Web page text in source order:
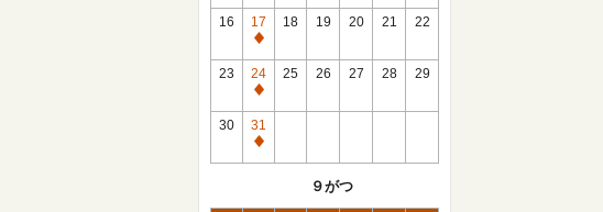
館
日
16
17
休
館
日
18 19 20 21 22
23
24
休
館
日
25 26 27 28 29
30
31
休
９がつ